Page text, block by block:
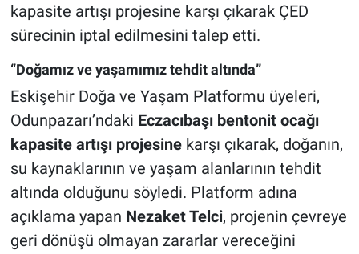
kapasite artışı projesine karşı çıkarak ÇED
sürecinin iptal edilmesini talep etti.
“Doğamız ve yaşamımız tehdit altında”
Eskişehir Doğa ve Yaşam Platformu üyeleri,
Odunpazarı’ndaki Eczacıbaşı bentonit ocağı
kapasite artışı projesinekarşı çıkarak, doğanın,
su kaynaklarının ve yaşam alanlarının tehdit
altında olduğunu söyledi. Platform adına
açıklama yapan Nezaket Telci, projenin çevreye
geri dönüşü olmayan zararlar vereceğini
Bilim ve Teknoloji